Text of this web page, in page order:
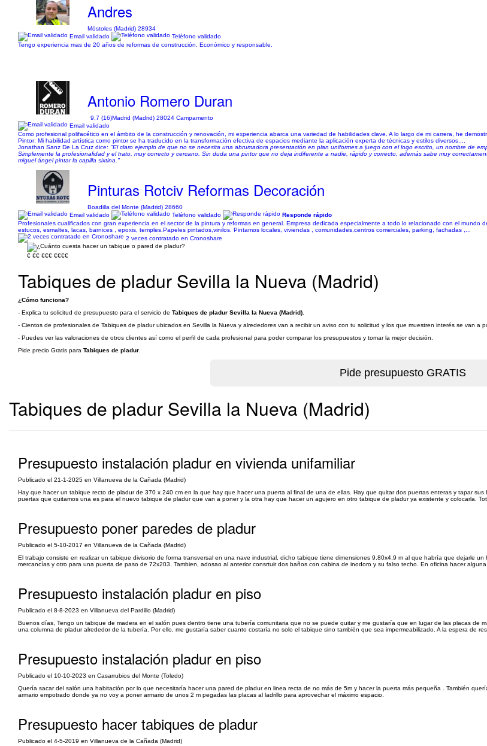
Andres
Móstoles (Madrid) 28934
Email validado
Teléfono validado
Tengo experiencia mas de 20 años de reformas de construcción. Económico y responsable.
Antonio Romero Duran
9,7 (16)Madrid (Madrid) 28024 Campamento
Email validado
Como profesional polifacético en el ámbito de la construcción y renovación, mi experiencia abarca una variedad de habilidades clave. A lo largo de mi carrera, he
Pintor: Mi habilidad artística como pintor se ha traducido en la transformación efectiva de espacios mediante la aplicación experta de técnicas y estilos diversos....
Jonathan Sanz De La Cruz dice: "El claro ejemplo de que no se necesita una abrumadora presentación en plan uniformes a juego con el logo escrito, un nombre de
Simplemente la profesionalidad y el trato, muy correcto y cercano. Sin duda una pintor que no deja indiferente a nadie, rápido y correcto, además sabe muy
miguel ángel pintar la capilla sixtina."
Pinturas Rotciv Reformas Decoración
Boadilla del Monte (Madrid) 28660
Email validado
Teléfono validado
Responde rápido
Profesionales cualificados con gran experiencia en el sector de la pintura y reformas en general. Empresa dedicada especialmente a todo lo relacionado con el mundo
estucos, esmaltes, lacas, barnices , epoxis, temples.Papeles pintados,vinilos. Pintamos locales, viviendas , comunidades,centros comerciales, parking, fachadas ,...
2 veces contratado en Cronoshare
€ €€ €€€ €€€€
Tabiques de pladur Sevilla la Nueva (Madrid)
¿Cómo funciona?
- Explica tu solicitud de presupuesto para el servicio de Tabiques de pladur Sevilla la Nueva (Madrid)
- Cientos de profesionales de Tabiques de pladur ubicados en Sevilla la Nueva y alrededores van a recibir un aviso con tu solicitud y los que muestren interés se van
- Puedes ver las valoraciones de otros clientes así como el perfil de cada profesional para poder comparar los presupuestos y tomar la mejor decisión.
Pide precio Gratis para Tabiques de pladur
Tabiques de pladur Sevilla la Nueva (Madrid)
Presupuesto instalación pladur en vivienda unifamiliar
Publicado el 21-1-2025 en Villanueva de la Cañada (Madrid)
Hay que hacer un tabique recto de pladur de 370 x 240 cm en la que hay que hacer una puerta al final de una de ellas. Hay que quitar dos puertas enteras y tapar sus
puertas que quitamos una es para el nuevo tabique de pladur que van a poner y la otra hay que hacer un agujero en otro tabique de pladur ya existente y colocarla.
Presupuesto poner paredes de pladur
Publicado el 5-10-2017 en Villanueva de la Cañada (Madrid)
El trabajo consiste en realizar un tabique divisorio de forma transversal en una nave industrial, dicho tabique tiene dimensiones 9.80x4,9 m al que habría que dejarle
mercancías y otro para una puerta de paso de 72x203. Tambien, adosao al anterior consrtuir dos baños con cabina de inodoro y su falso techo. En oficina hacer alguna
Presupuesto instalación pladur en piso
Publicado el 8-8-2023 en Villanueva del Pardillo (Madrid)
Buenos días, Tengo un tabique de madera en el salón pues dentro tiene una tubería comunitaria que no se puede quitar y me gustaría que en lugar de las placas de
una columna de pladur alrededor de la tubería. Por ello, me gustaría saber cuanto costaría no solo el tabique sino también que sea impermeabilizado. A la espera de
Presupuesto instalación pladur en piso
Publicado el 10-10-2023 en Casarrubios del Monte (Toledo)
Quería sacar del salón una habitación por lo que necesitaría hacer una pared de pladur en linea recta de no más de 5m y hacer la puerta más pequeña . También
armario empotrado donde ya no voy a poner armario de unos 2 m pegadas las placas al ladrillo para aprovechar el máximo espacio.
Presupuesto hacer tabiques de pladur
Publicado el 4-5-2019 en Villanueva de la Cañada (Madrid)